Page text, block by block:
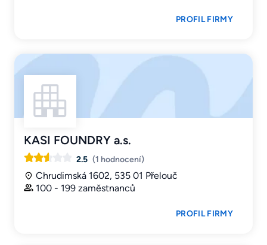
PROFIL FIRMY
KASI FOUNDRY a.s.
2.5 (1 hodnocení)
Chrudimská 1602, 535 01 Přelouč
100 - 199 zaměstnanců
PROFIL FIRMY